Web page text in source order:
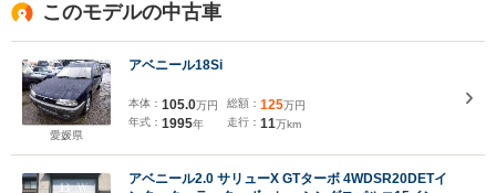
このモデルの中古車
愛媛県
アベニール18Si
本体： 105.0万円
年式： 1995年
総額： 125万円
走行： 11万km
アベニール2.0 サリューX GTターボ 4WDSR20DETイ